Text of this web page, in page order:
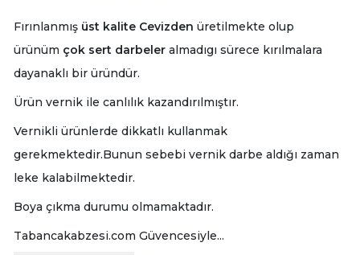
Fırınlanmış üst kalite Cevizden üretilmekte olup
ürünüm çok sert darbeleralmadıgı sürece kırılmalara
dayanaklı bir üründür.
Ürün vernik ile canlılık kazandırılmıştır.
Vernikli ürünlerde dikkatlı kullanmak
gerekmektedir.Bunun sebebi vernik darbe aldığı zaman
leke kalabilmektedir.
Boya çıkma durumu olmamaktadır.
Tabancakabzesi.com Güvencesiyle...